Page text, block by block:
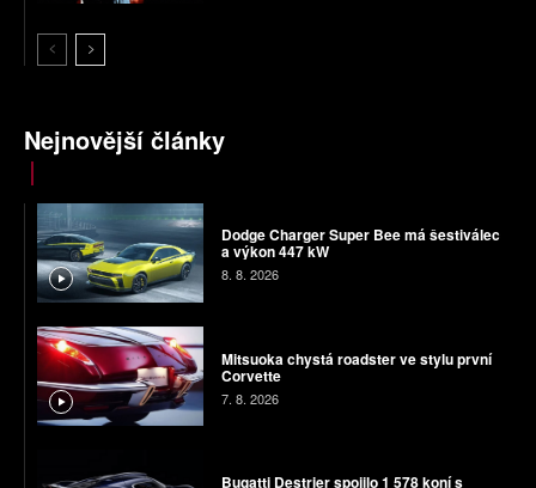
Nejnovější články
Dodge Charger Super Bee má šestiválec
a výkon 447 kW
8. 8. 2026
Mitsuoka chystá roadster ve stylu první
Corvette
7. 8. 2026
Bugatti Destrier spojilo 1 578 koní s